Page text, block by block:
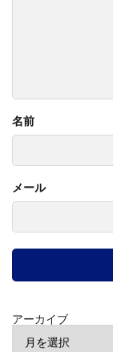
名前
メール
アーカイブ